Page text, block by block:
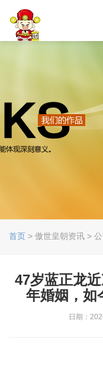
首页 > 傲世皇朝资讯 >
47岁蓝正龙
年婚姻，如
日期：